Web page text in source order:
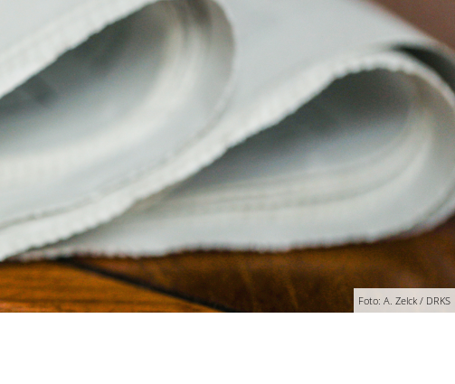
Foto: A. Zelck / DRKS